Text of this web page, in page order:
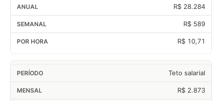
R$ 28.284
R$ 589
R$ 10,71
Teto salarial
R$ 2.873